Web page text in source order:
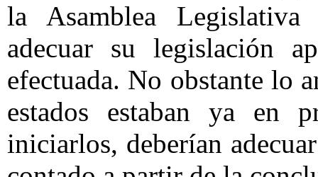
la Asamblea
adecuar su legislación
efectuada. No obstante lo
estados estaban ya en
iniciarlos, deberían